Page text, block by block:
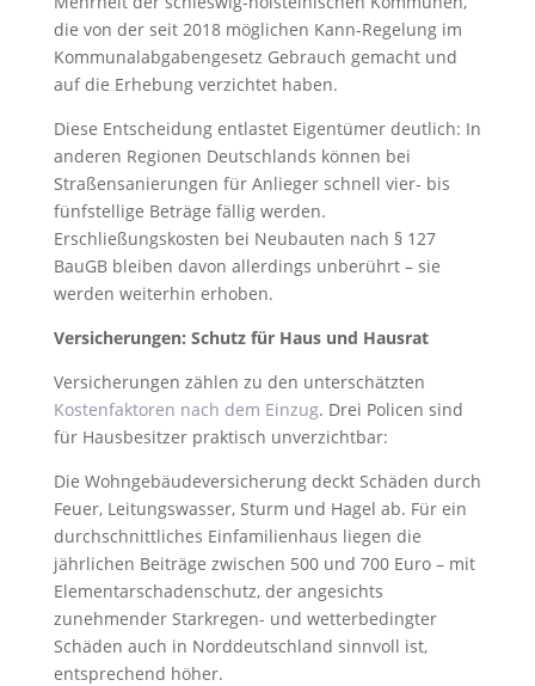
die von der seit 2018 möglichen Kann-Regelung im
Kommunalabgabengesetz Gebrauch gemacht und
auf die Erhebung verzichtet haben.
Diese Entscheidung entlastet Eigentümer deutlich: In
anderen Regionen Deutschlands können bei
Straßensanierungen für Anlieger schnell vier- bis
fünfstellige Beträge fällig werden.
Erschließungskosten bei Neubauten nach § 127
BauGB bleiben davon allerdings unberührt – sie
werden weiterhin erhoben.
Versicherungen: Schutz für Haus und Hausrat
Versicherungen zählen zu den unterschätzten
Kostenfaktoren nach dem Einzug. Drei Policen sind
für Hausbesitzer praktisch unverzichtbar:
Die Wohngebäudeversicherung deckt Schäden durch
Feuer, Leitungswasser, Sturm und Hagel ab. Für ein
durchschnittliches Einfamilienhaus liegen die
jährlichen Beiträge zwischen 500 und 700 Euro – mit
Elementarschadenschutz, der angesichts
zunehmender Starkregen- und wetterbedingter
Schäden auch in Norddeutschland sinnvoll ist,
entsprechend höher.